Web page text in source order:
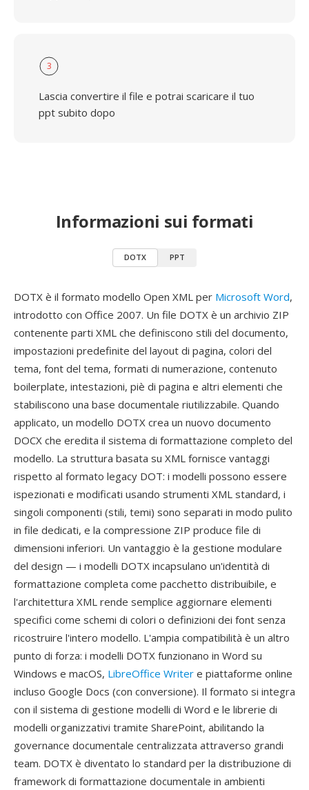
3
Lascia convertire il file e potrai scaricare il tuo
ppt subito dopo
Informazioni sui formati
DOTX PPT
DOTX è il formato modello Open XML per Microsoft Word,
introdotto con Office 2007. Un file DOTX è un archivio ZIP
contenente parti XML che definiscono stili del documento,
impostazioni predefinite del layout di pagina, colori del
tema, font del tema, formati di numerazione, contenuto
boilerplate, intestazioni, piè di pagina e altri elementi che
stabiliscono una base documentale riutilizzabile. Quando
applicato, un modello DOTX crea un nuovo documento
DOCX che eredita il sistema di formattazione completo del
modello. La struttura basata su XML fornisce vantaggi
rispetto al formato legacy DOT: i modelli possono essere
ispezionati e modificati usando strumenti XML standard, i
singoli componenti (stili, temi) sono separati in modo pulito
in file dedicati, e la compressione ZIP produce file di
dimensioni inferiori. Un vantaggio è la gestione modulare
del design — i modelli DOTX incapsulano un'identità di
formattazione completa come pacchetto distribuibile, e
l'architettura XML rende semplice aggiornare elementi
specifici come schemi di colori o definizioni dei font senza
ricostruire l'intero modello. L'ampia compatibilità è un altro
punto di forza: i modelli DOTX funzionano in Word su
Windows e macOS, LibreOffice Writer e piattaforme online
incluso Google Docs (con conversione). Il formato si integra
con il sistema di gestione modelli di Word e le librerie di
modelli organizzativi tramite SharePoint, abilitando la
governance documentale centralizzata attraverso grandi
team. DOTX è diventato lo standard per la distribuzione di
framework di formattazione documentale in ambienti